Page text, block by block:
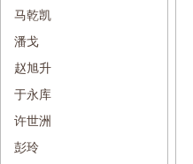
马乾凯
潘戈
赵旭升
于永库
许世洲
彭玲